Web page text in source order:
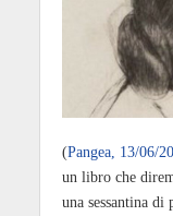
(Pangea, 13/06/
un libro che
una sessantina di